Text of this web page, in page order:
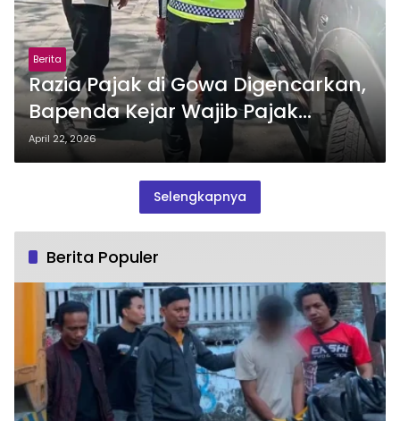
Berita
Razia Pajak di Gowa Digencarkan,
Bapenda Kejar Wajib Pajak
Bandel
April 22, 2026
Selengkapnya
Berita Populer